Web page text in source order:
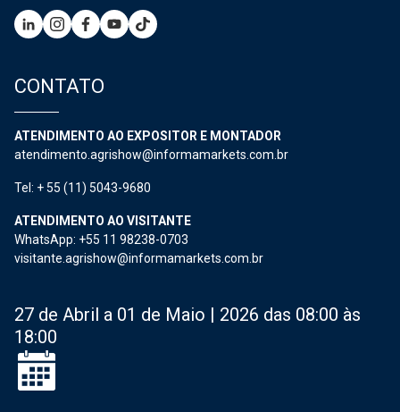
CONTATO
ATENDIMENTO AO EXPOSITOR E MONTADOR
atendimento.agrishow@informamarkets.com.br
Tel: + 55 (11) 5043-9680
ATENDIMENTO AO VISITANTE
WhatsApp: +55 11 98238-0703
visitante.agrishow@informamarkets.com.br
27 de Abril a 01 de Maio | 2026 das 08:00 às
18:00